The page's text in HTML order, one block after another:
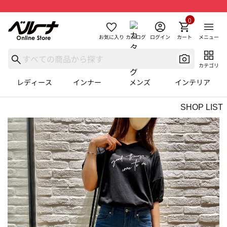
お気に入り カタログ ログイン カート
0
メニュー
カテゴリ
レディース インナー メンズ インテリア
SHOP LIST